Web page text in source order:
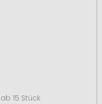
ab 15 Stück